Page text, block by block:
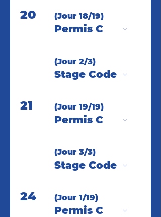
20 (Jour 18/19)
Permis C
(Jour 2/3)
Stage Code
21 (Jour 19/19)
Permis C
(Jour 3/3)
Stage Code
24 (Jour 1/19)
Permis C